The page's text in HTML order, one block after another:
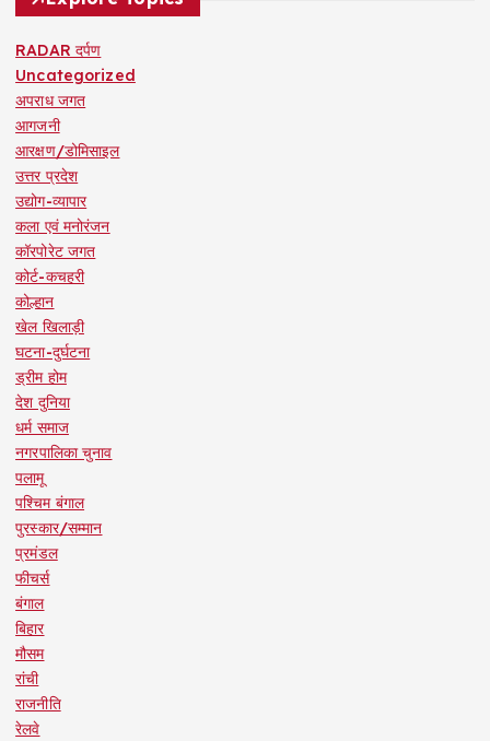
RADAR दर्पण
Uncategorized
अपराध जगत
आगजनी
आरक्षण/डोमिसाइल
उत्तर प्रदेश
उद्योग-व्यापार
कला एवं मनोरंजन
कॉरपोरेट जगत
कोर्ट-कचहरी
कोल्हान
खेल खिलाड़ी
घटना-दुर्घटना
ड्रीम होम
देश दुनिया
धर्म समाज
नगरपालिका चुनाव
पलामू
पश्चिम बंगाल
पुरस्कार/सम्मान
प्रमंडल
फीचर्स
बंगाल
बिहार
मौसम
रांची
राजनीति
रेलवे